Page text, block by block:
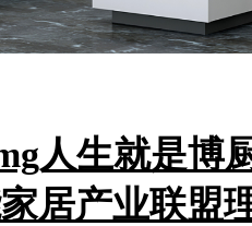
人生就是
居产业联盟